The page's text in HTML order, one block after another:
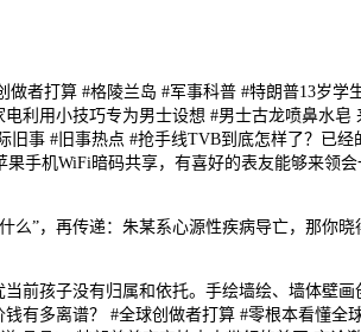
打算 #格陵兰岛 #军事科普 #特朗普13岁学
利用小技巧专为男士设想 #男士古龙喷鼻水
事 #旧事热点 #抢手线TVB到底怎样了？已
手机WiFi暗码共享，有喜好的表友能够来领
，再传递：朱某系心源性疾病导亡，那你晓
孩子没有归属和依托。手绘墙绘、墙体壁
多离谱？ #全球创做者打算 #零根本看懂全